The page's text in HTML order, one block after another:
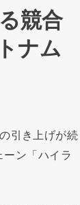
競合
ナム
引き上げが続
ン「ハイラ